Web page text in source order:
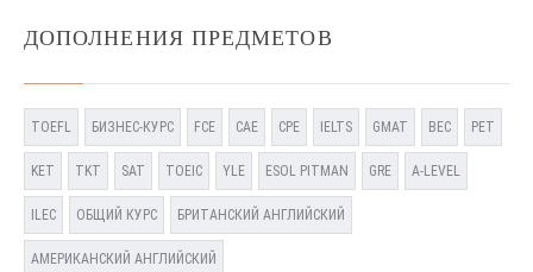
ДОПОЛНЕНИЯ ПРЕДМЕТОВ
TOEFL БИЗНЕС-КУРС FCE CAE CPE IELTS GMAT BEC PET
KET TKT SAT TOEIC YLE ESOL PITMAN GRE A-LEVEL
ILEC ОБЩИЙ КУРС БРИТАНСКИЙ АНГЛИЙСКИЙ
АМЕРИКАНСКИЙ АНГЛИЙСКИЙ